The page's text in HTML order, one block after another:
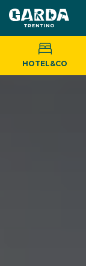
HOTEL&CO